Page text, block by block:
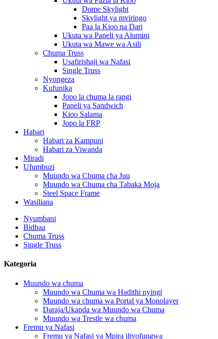
Dome Skylight
Skylight ya mviringo
Paa la Kioo na Dari
Ukuta wa Paneli ya Alumini
Ukuta wa Mawe wa Asili
Chuma Truss
Usafirishaji wa Nafasi
Single Truss
Nyongeza
Kufunika
Jopo la chuma la rangi
Paneli ya Sandwich
Kioo Salama
Jopo la FRP
Habari
Habari za Kampuni
Habari za Viwanda
Miradi
Ufumbuzi
Muundo wa Chuma cha Juu
Muundo wa Chuma cha Tabaka Moja
Steel Space Frame
Wasiliana
Nyumbani
Bidhaa
Chuma Truss
Single Truss
Kategoria
Muundo wa chuma
Muundo wa Chuma wa Hadithi nyingi
Muundo wa chuma wa Portal ya Monolayer
Daraja/Ukanda wa Muundo wa Chuma
Muundo wa Trestle wa chuma
Fremu ya Nafasi
Fremu ya Nafasi ya Mpira iliyofungwa